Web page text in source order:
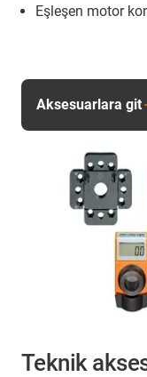
Eşleşen motor
Teknik
Aksesuarlara git